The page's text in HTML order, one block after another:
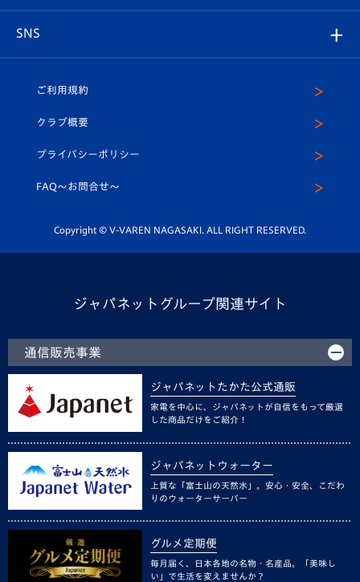
ホームタウン
平和祈念活動
ホームタウン活動
プレイヤーズスイート
店舗情報
U-18
スクール
SNS
ヴィヴィくんインスタグラム
公式LINE＠
ご利用規約
クラブ概要
プライバシーポリシー
FAQ〜お問合せ〜
Copyright © V-VAREN NAGASAKI. ALL RIGHT RESERVED.
ジャパネットグループ関連サイト
通信販売事業
ジャパネットたかた公式通販
家電を中心に、ジャパネットが自信をもって厳選
した商品だけをご紹介！
ジャパネットウォーター
上質な「富士山の天然水」。安心・安全、こだわ
りのウォーターサーバー
グルメ定期便
毎月届く、日本各地の名物・名産品。「美味し
い」で生活を変えませんか？